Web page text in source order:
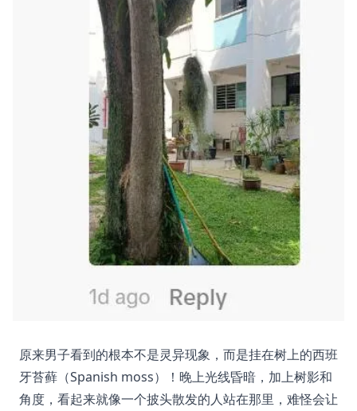
原来男子看到的根本不是灵异现象，而是挂在树上的西班
牙苔藓（Spanish moss）！晚上光线昏暗，加上树影和
角度，看起来就像一个披头散发的人站在那里，难怪会让